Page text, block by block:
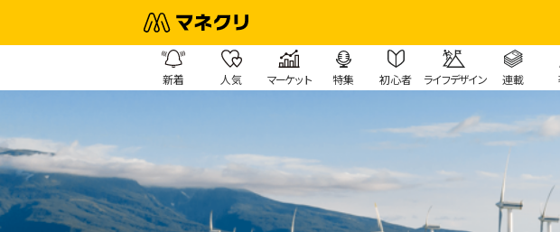
新着 人気 マーケット 特集 初心者 ライフデザイン 連載